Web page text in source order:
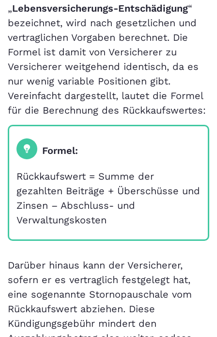
„Lebensversicherungs-Entschädigung“
bezeichnet, wird nach gesetzlichen und
vertraglichen Vorgaben berechnet. Die
Formel ist damit von Versicherer zu
Versicherer weitgehend identisch, da es
nur wenig variable Positionen gibt.
Vereinfacht dargestellt, lautet die Formel
für die Berechnung des Rückkaufswertes:
Formel:
Rückkaufswert = Summe der
gezahlten Beiträge + Überschüsse und
Zinsen – Abschluss- und
Verwaltungskosten
Darüber hinaus kann der Versicherer,
sofern er es vertraglich festgelegt hat,
eine sogenannte Stornopauschale vom
Rückkaufswert abziehen. Diese
Kündigungsgebühr mindert den